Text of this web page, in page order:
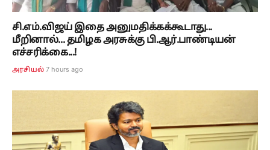
சி.எம்.விஜய் இதை அனுமதிக்கக்கூடாது...
மீறினால்... தமிழக அரசுக்கு பி.ஆர்.பாண்டியன்
எச்சரிக்கை...!
அரசியல் 7 hours ago